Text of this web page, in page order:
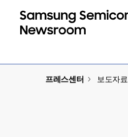
프레스센터 > 보도자료